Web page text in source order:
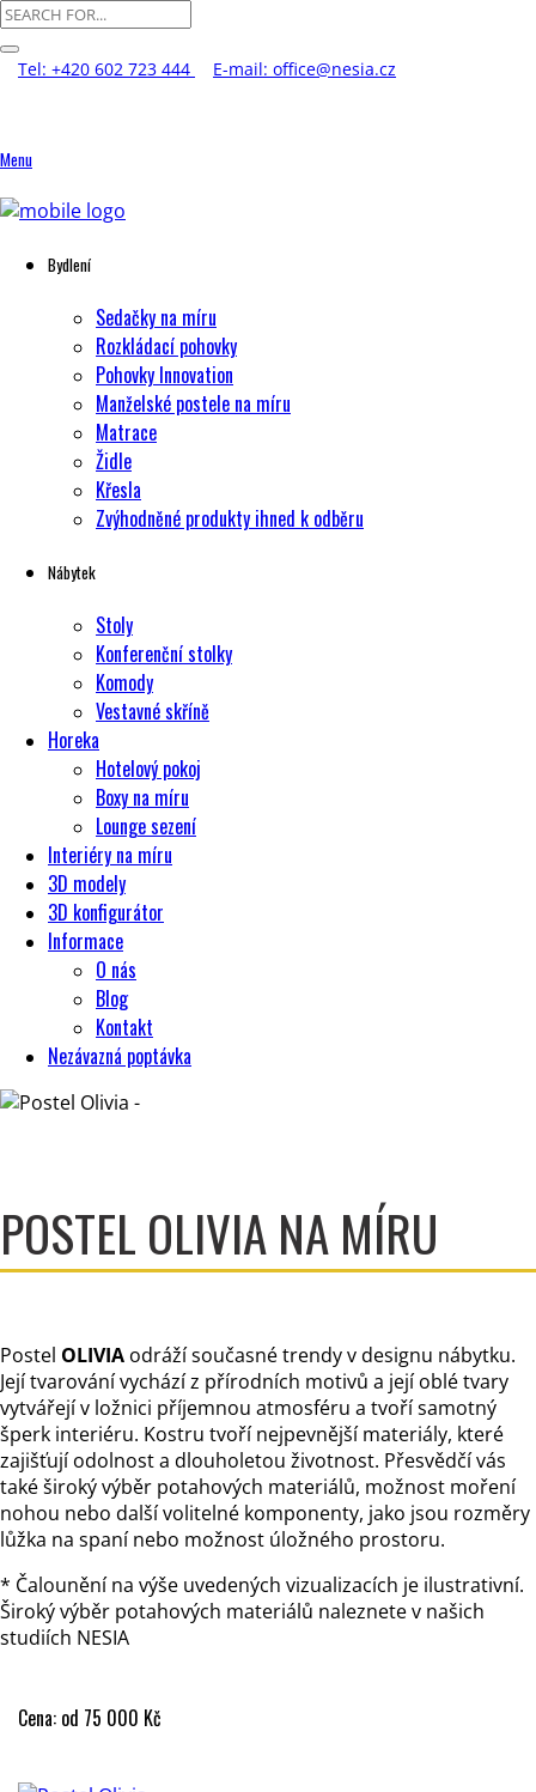
Tel: +420 602 723 444 E-mail: office@nesia.cz
Menu
Bydlení
Sedačky na míru
Rozkládací pohovky
Pohovky Innovation
Manželské postele na míru
Matrace
Židle
Křesla
Zvýhodněné produkty ihned k odběru
Nábytek
Stoly
Konferenční stolky
Komody
Vestavné skříně
Horeka
Hotelový pokoj
Boxy na míru
Lounge sezení
Interiéry na míru
3D modely
3D konfigurátor
Informace
O nás
Blog
Kontakt
Nezávazná poptávka
Cena: od 75 000 Kč
POSTEL OLIVIA NA MÍRU
Postel OLIVIA odráží současné trendy v designu nábytku.
Její tvarování vychází z přírodních motivů a její oblé tvary
vytvářejí v ložnici příjemnou atmosféru a tvoří samotný
šperk interiéru. Kostru tvoří nejpevnější materiály, které
zajišťují odolnost a dlouholetou životnost. Přesvědčí vás
také široký výběr potahových materiálů, možnost moření
nohou nebo další volitelné komponenty, jako jsou rozměry
lůžka na spaní nebo možnost úložného prostoru.
* Čalounění na výše uvedených vizualizacích je ilustrativní.
Široký výběr potahových materiálů naleznete v našich
studiích NESIA